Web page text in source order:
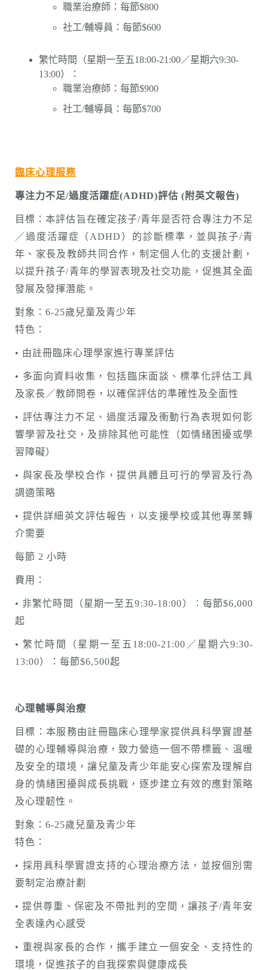
職業治療師：每節$800
社工/輔導員：每節$600
繁忙時間（星期一至五18:00-21:00／星期六9:30-
13:00）：
職業治療師：每節$900
社工/輔導員：每節$700
臨床心理服務
專注力不足/過度活躍症(ADHD)評估 ( 附英文報告)
目標：本評估旨在確定孩子/青年是否符合專注力不足
／過度活躍症（ADHD）的診斷標準，並與孩子/青
年、家長及教師共同合作，制定個人化的支援計劃，
以提升孩子/青年的學習表現及社交功能，促進其全面
發展及發揮潛能。
對象：6-25歲兒童及青少年
特色：
• 由註冊臨床心理學家進行專業評估
• 多面向資料收集，包括臨床面談、標準化評估工具
及家長／教師問卷，以確保評估的準確性及全面性
• 評估專注力不足、過度活躍及衝動行為表現如何影
響學習及社交，及排除其他可能性（如情緒困擾或學
習障礙）
• 與家長及學校合作，提供具體且可行的學習及行為
調適策略
• 提供詳細英文評估報告，以支援學校或其他專業轉
介需要
每節 2 小時
費用：
• 非繁忙時間（星期一至五9:30-18:00）︰每節$6,000
起
• 繁忙時間（星期一至五18:00-21:00／星期六9:30-
13:00）：每節$6,500起
心理輔導與治療
目標：本服務由註冊臨床心理學家提供具科學實證基
礎的心理輔導與治療，致力營造一個不帶標籤、溫暖
及安全的環境，讓兒童及青少年能安心探索及理解自
身的情緒困擾與成長挑戰，逐步建立有效的應對策略
及心理韌性。
對象：6-25歲兒童及青少年
特色：
• 採用具科學實證支持的心理治療方法，並按個別需
要制定治療計劃
• 提供尊重、保密及不帶批判的空間，讓孩子/青年安
全表達內心感受
• 重視與家長的合作，攜手建立一個安全、支持性的
環境，促進孩子的自我探索與健康成長